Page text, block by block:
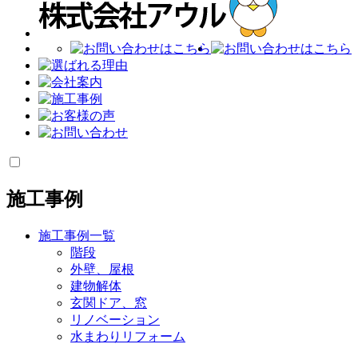
施工事例
施工事例一覧
階段
外壁、屋根
建物解体
玄関ドア、窓
リノベーション
水まわりリフォーム